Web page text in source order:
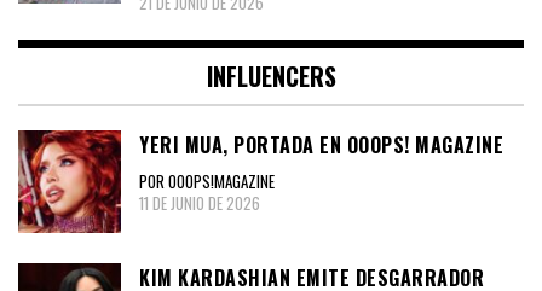
INFLUENCERS
YERI MUA, PORTADA EN OOOPS! MAGAZINE
POR OOOPS!MAGAZINE
11 DE JUNIO DE 2026
KIM KARDASHIAN EMITE DESGARRADOR